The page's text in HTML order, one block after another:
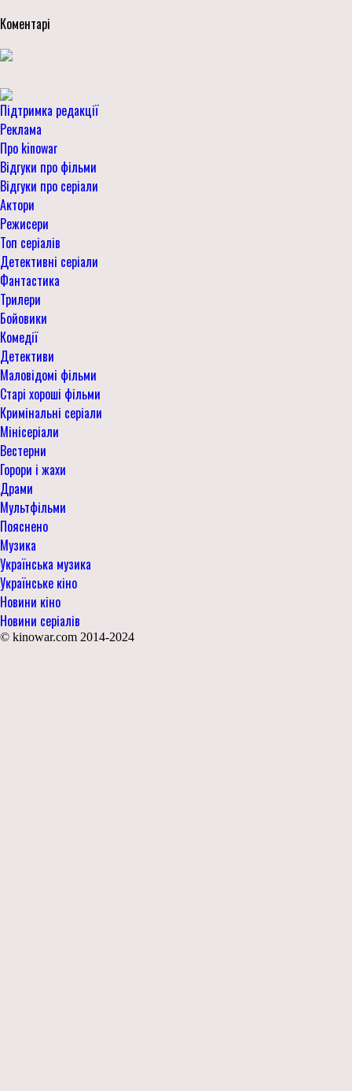
Коментарі
Підтримка редакції
Реклама
Про kinowar
Відгуки про фільми
Відгуки про серіали
Актори
Режисери
Топ серіалів
Детективні серіали
Фантастика
Трилери
Бойовики
Комедії
Детективи
Маловідомі фільми
Старі хороші фільми
Кримінальні серіали
Мінісеріали
Вестерни
Горори і жахи
Драми
Мультфільми
Пояснено
Музика
Українська музика
Українське кіно
Новини кіно
Новини серіалів
© kinowar.com 2014-2024